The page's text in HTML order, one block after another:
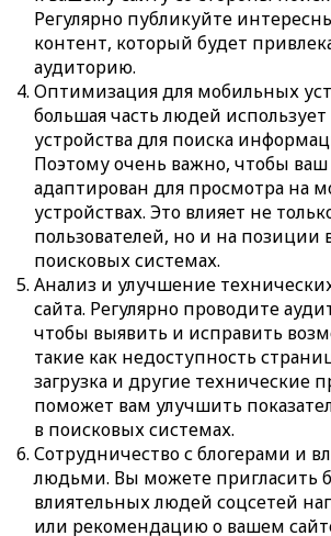
Регулярно публикуйте
контент, который будет
аудиторию.
Оптимизация для мобильных
большая часть людей
устройства для поиска
Поэтому очень важно, чтобы ваш
адаптирован для просмотра на
устройствах. Это влияет не
пользователей, но и на позиции
поисковых системах.
Анализ и улучшение
сайта. Регулярно проводите
чтобы выявить и исправить
такие как недоступность
загрузка и другие технические
поможет вам улучшить
в поисковых системах.
Сотрудничество с блогерами и
людьми. Вы можете пригласить
влиятельных людей соцсетей
или рекомендацию о вашем